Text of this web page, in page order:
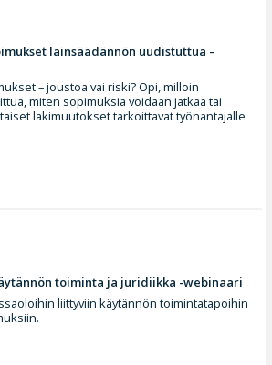
lainsäädännön uudistuttua –
– joustoa vai riski? Opi, milloin
miten sopimuksia voidaan jatkaa tai
lakimuutokset tarkoittavat työnantajalle
toiminta ja juridiikka -webinaari
liittyviin käytännön toimintatapoihin